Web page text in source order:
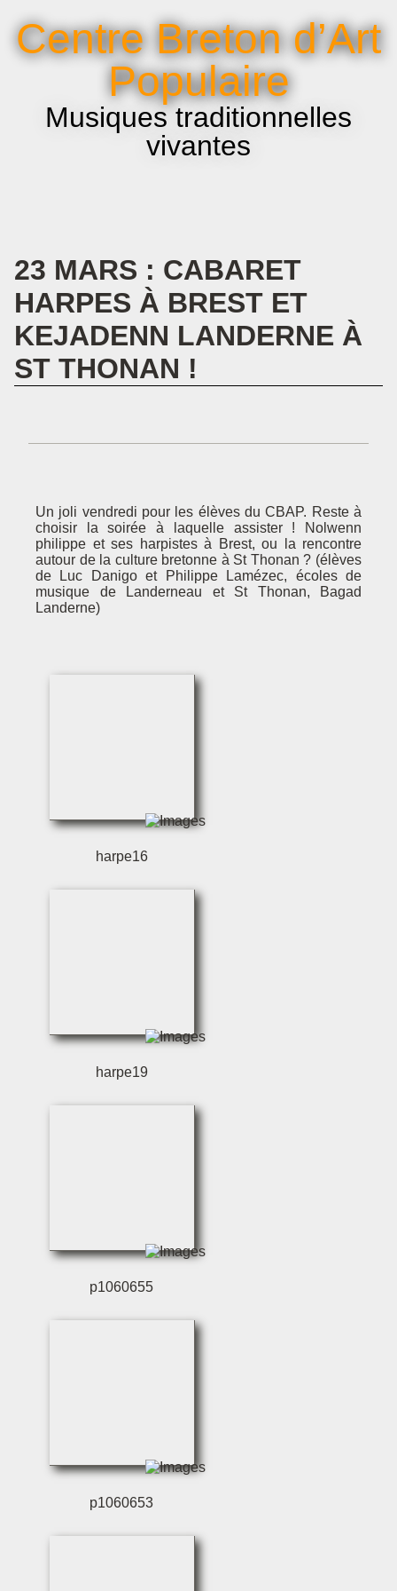
Centre Breton d’Art
Populaire
Musiques traditionnelles
vivantes
Infos pratiques
23 MARS : CABARET
HARPES À BREST ET
KEJADENN LANDERNE À
ST THONAN !
Un joli vendredi pour les élèves du CBAP. Reste à
choisir la soirée à laquelle assister ! Nolwenn
philippe et ses harpistes à Brest, ou la rencontre
autour de la culture bretonne à St Thonan ? (élèves
de Luc Danigo et Philippe Lamézec, écoles de
musique de Landerneau et St Thonan, Bagad
Landerne)
harpe16
harpe19
p1060655
p1060653